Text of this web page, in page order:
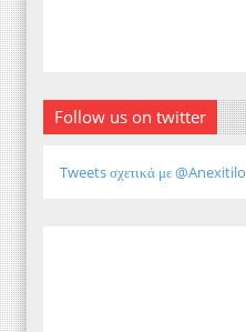
Follow us on twitter
Tweets σχετικά με @Anexitilo